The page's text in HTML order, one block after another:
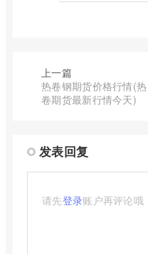
上一篇
热卷钢期货价格行情(热
卷期货最新行情今天)
发表回复
请先登录账户再评论哦